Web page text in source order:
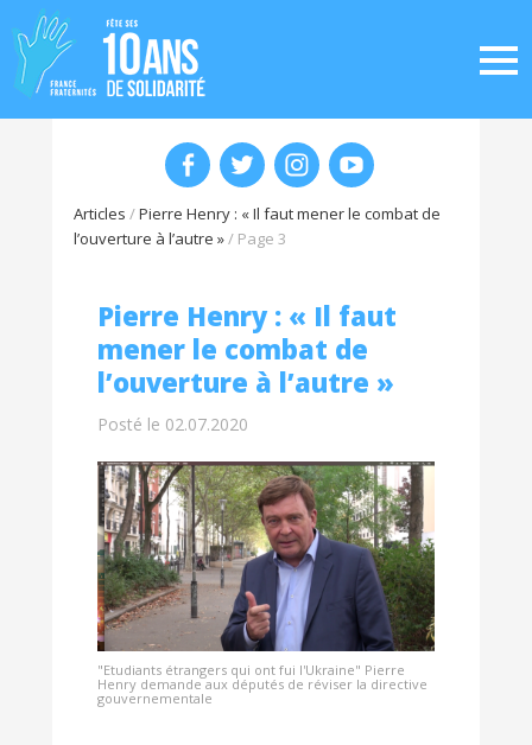
Articles /Pierre Henry : « Il faut mener le combat de
l’ouverture à l’autre »/ Page 3
Pierre Henry : « Il faut
mener le combat de
l’ouverture à l’autre »
Posté le 02.07.2020
"Etudiants étrangers qui ont fui l'Ukraine" Pierre
Henry demande aux députés de réviser la directive
gouvernementale